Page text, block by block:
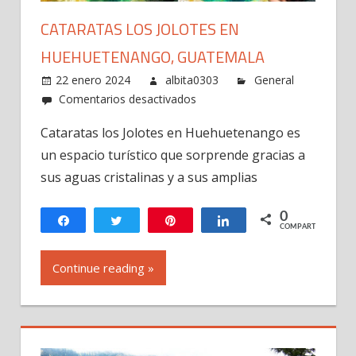
CATARATAS LOS JOLOTES EN
HUEHUETENANGO, GUATEMALA
22 enero 2024 albita0303
General
Comentarios desactivados
los
Jolotes
en
Guatemala
Cataratas los Jolotes en Huehuetenango es
un espacio turístico que sorprende gracias a
sus aguas cristalinas y a sus amplias
Compartir Twittear Compartir
0
COMPARTIR
Continue reading »